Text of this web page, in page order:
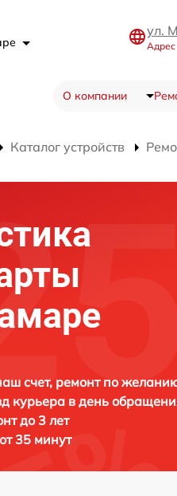
ул.
Адрес
О компании
Каталог устройств
счет, ремонт по
курьера в день
до 3 лет
35 минут